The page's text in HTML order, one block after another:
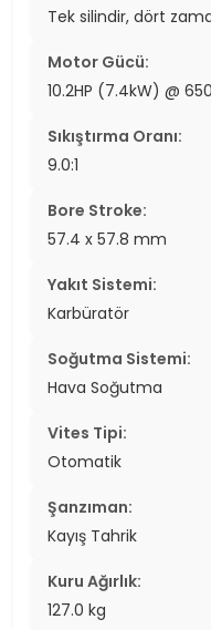
Tek silindir, dört
Motor Gücü:
10.2HP (7.4kW) @
Sıkıştırma Oranı:
9.0:1
Bore Stroke:
57.4 x 57.8 mm
Yakıt Sistemi:
Karbüratör
Soğutma Sistemi:
Hava Soğutma
Vites Tipi:
Otomatik
Şanzıman:
Kayış Tahrik
Kuru Ağırlık:
127.0 kg